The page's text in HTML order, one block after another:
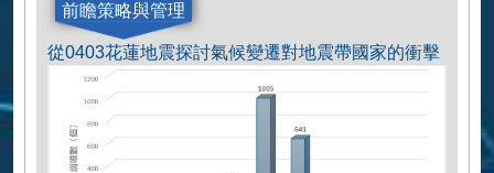
葉雯婷
前瞻策略與管理
從0403花蓮地震探討氣候變遷對地震帶國家的衝擊